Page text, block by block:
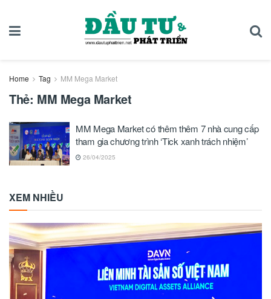
Home Tag MM Mega Market
Thẻ: MM Mega Market
MM Mega Market có thêm thêm 7 nhà cung cấp
tham gia chương trình ‘Tick xanh trách nhiệm’
26/04/2025
XEM NHIỀU